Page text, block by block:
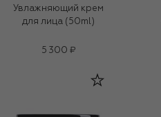
Увлажняющий крем
для лица (50ml)
5 300 ₽